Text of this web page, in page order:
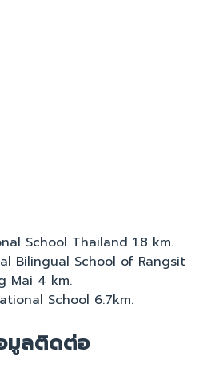
School Thailand 1.8 km.
Bilingual School of Rangsit
Mai 4 km.
School 6.7km.
มูลติดต่อ